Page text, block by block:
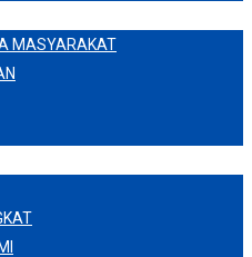
MASYARAKAT